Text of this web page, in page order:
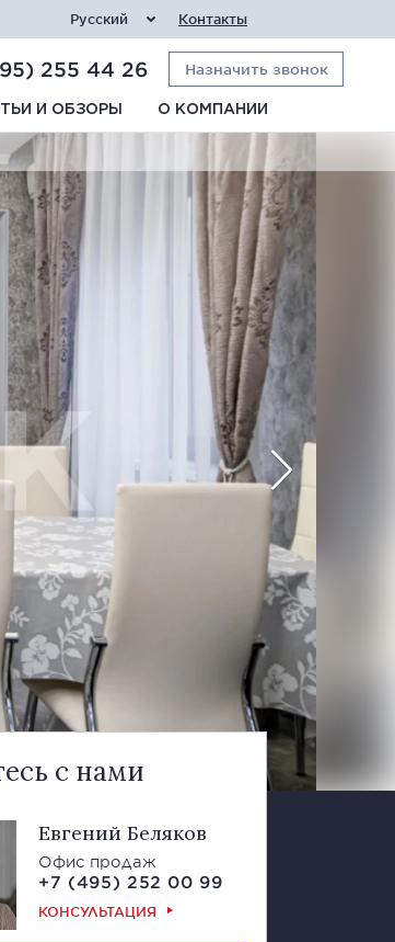
Русский Контакты
255 44 26 Назначить звонок
И ОБЗОРЫ О КОМПАНИИ
с нами
Евгений Беляков
Офис продаж
+7 (495) 252 00 99
КОНСУЛЬТАЦИЯ